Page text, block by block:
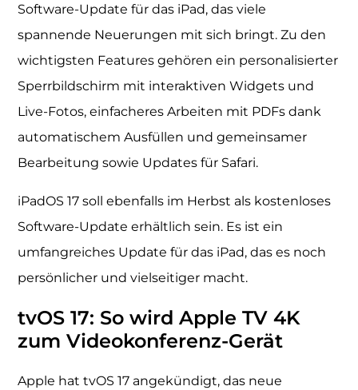
Software-Update für das iPad, das viele
spannende Neuerungen mit sich bringt. Zu den
wichtigsten Features gehören ein personalisierter
Sperrbildschirm mit interaktiven Widgets und
Live-Fotos, einfacheres Arbeiten mit PDFs dank
automatischem Ausfüllen und gemeinsamer
Bearbeitung sowie Updates für Safari.
iPadOS 17 soll ebenfalls im Herbst als kostenloses
Software-Update erhältlich sein. Es ist ein
umfangreiches Update für das iPad, das es noch
persönlicher und vielseitiger macht.
tvOS 17: So wird Apple TV 4K
zum Videokonferenz-Gerät
Apple hat tvOS 17 angekündigt, das neue